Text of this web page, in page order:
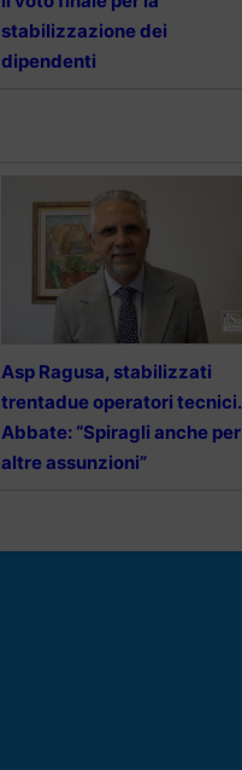
stabilizzazione dei
dipendenti
Asp Ragusa, stabilizzati
trentadue operatori tecnici.
Abbate: “Spiragli anche per
altre assunzioni”